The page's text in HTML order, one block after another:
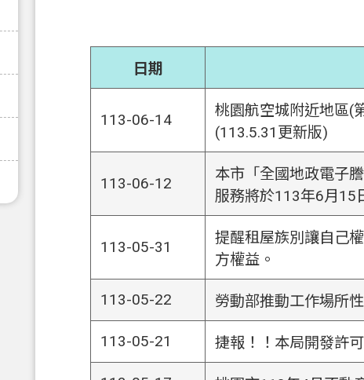
日期
113-06-14
桃園航空城附近地區(
(113.5.31更新版)
113-06-12
本市「全國地政電子
服務將於113年6月15
113-05-31
提醒租屋族別讓自己
方權益。
113-05-22 勞動部推動工作場所
113-05-21 捷報！！本局開發許